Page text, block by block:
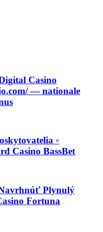
Casino
— nationale
◦
Casino BassBet
Plynulý
Fortuna